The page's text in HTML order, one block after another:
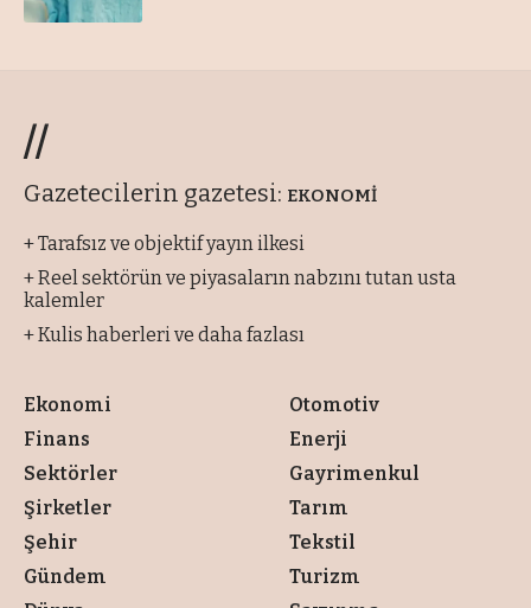
//
Gazetecilerin gazetesi: EKONOMİ
+ Tarafsız ve objektif yayın ilkesi
+ Reel sektörün ve piyasaların nabzını tutan usta
kalemler
+ Kulis haberleri ve daha fazlası
Ekonomi
Finans
Sektörler
Şirketler
Şehir
Gündem
Otomotiv
Enerji
Gayrimenkul
Tarım
Tekstil
Turizm